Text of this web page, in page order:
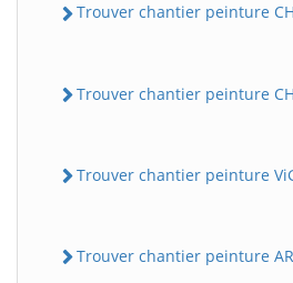
Trouver chantier peinture
Trouver chantier peinture
Trouver chantier peinture
Trouver chantier peinture